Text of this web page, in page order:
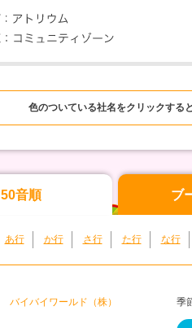
色のついている社名をクリックする
50音順 ブ
あ行 か行 さ行 た行 な行
バイバイワールド（株） 季